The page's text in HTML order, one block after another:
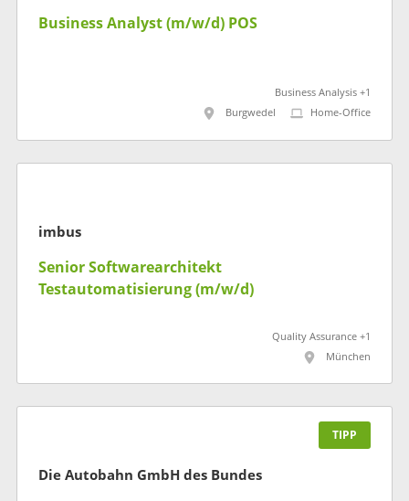
Business Analyst (m/w/d) POS
Business Analysis +1
Burgwedel
Home-Office
imbus
Senior Softwarearchitekt
Testautomatisierung (m/w/d)
Quality Assurance +1
München
TIPP
Die Autobahn GmbH des Bundes